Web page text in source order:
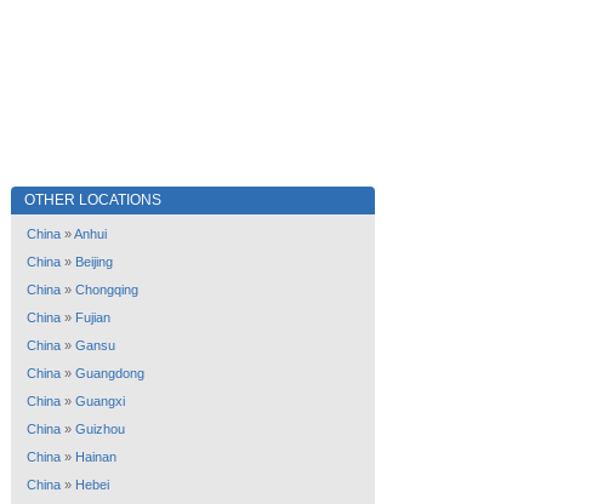
OTHER LOCATIONS
China »Anhui
China » Beijing
China » Chongqing
China » Fujian
China » Gansu
China » Guangdong
China » Guangxi
China » Guizhou
China » Hainan
China » Hebei